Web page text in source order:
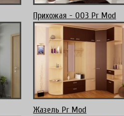
Прихожая - 003 Pr Mod
Жазель Pr Mod